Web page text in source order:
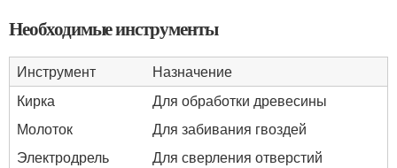
Необходимые инструменты
Инструмент
Назначение
Кирка
Для обработки древесины
Молоток
Для забивания гвоздей
Электродрель
Для сверления отверстий